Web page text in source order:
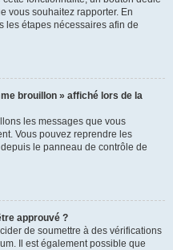
vous souhaitez rapporter. En
les étapes nécessaires afin de
brouillon » affiché lors de la
les messages que vous
Vous pouvez reprendre les
le panneau de contrôle de
approuvé ?
de soumettre à des vérifications
Il est également possible que